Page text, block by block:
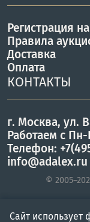
Регистрация
Правила
Доставка
Оплата
КОНТАКТЫ
г. Москва, ул.
Работаем с
Телефон:
info@adalex.ru
©
Сайт использует